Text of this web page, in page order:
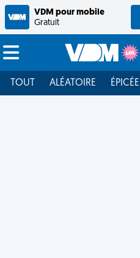
VDM pour mobile
Gratuit
TOUT ALÉATOIRE ÉPICÉE